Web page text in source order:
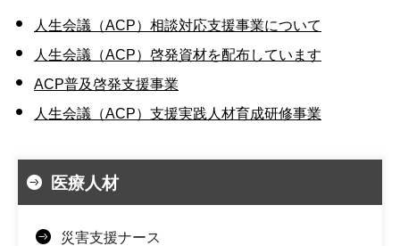
人生会議（ACP）相談対応支援事業について
人生会議（ACP）啓発資材を配布しています
ACP普及啓発支援事業
人生会議（ACP）支援実践人材育成研修事業
医療人材
災害支援ナース